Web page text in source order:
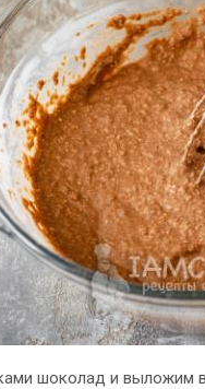
шоколад и выложим